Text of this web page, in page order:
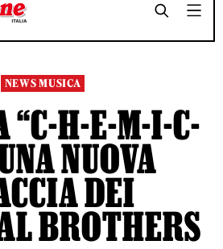
SHARE
SHARE
NEWS MUSICA
“C-H-E-M-I-C-
NUOVA
DEI
BROTHERS